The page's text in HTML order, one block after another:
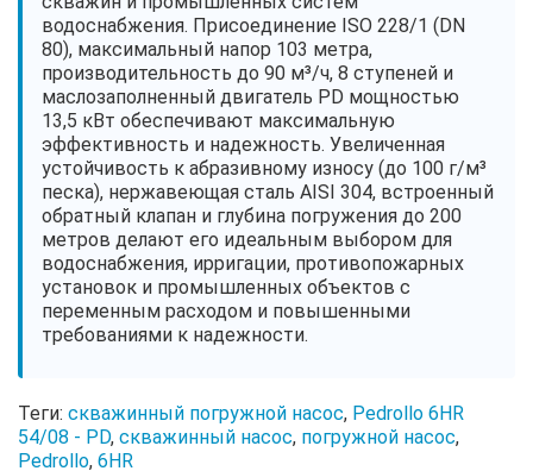
водоснабжения. Присоединение ISO 228/1 (DN
80), максимальный напор 103 метра,
производительность до 90 м³/ч, 8 ступеней и
маслозаполненный двигатель PD мощностью
13,5 кВт обеспечивают максимальную
эффективность и надежность. Увеличенная
устойчивость к абразивному износу (до 100 г/м³
песка), нержавеющая сталь AISI 304, встроенный
обратный клапан и глубина погружения до 200
метров делают его идеальным выбором для
водоснабжения, ирригации, противопожарных
установок и промышленных объектов с
переменным расходом и повышенными
требованиями к надежности.
Теги: скважинный погружной насос, Pedrollo 6HR
54/08 - PD, скважинный насос, погружной насос,
Pedrollo, 6HR